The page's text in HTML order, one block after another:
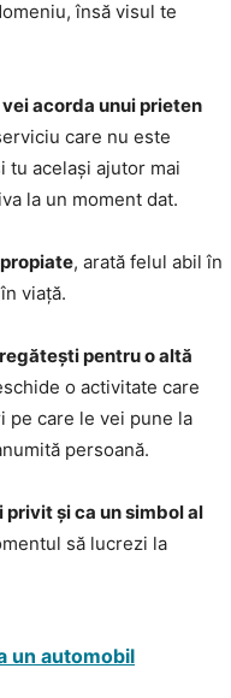
însă visul te
acorda unui prieten
care nu este
tu același ajutor mai
la un moment dat.
, arată felul abil în
viață.
pentru o altă
o activitate care
pe care le vei pune la
persoană.
privit și ca un simbol al
să lucrezi la
un automobil